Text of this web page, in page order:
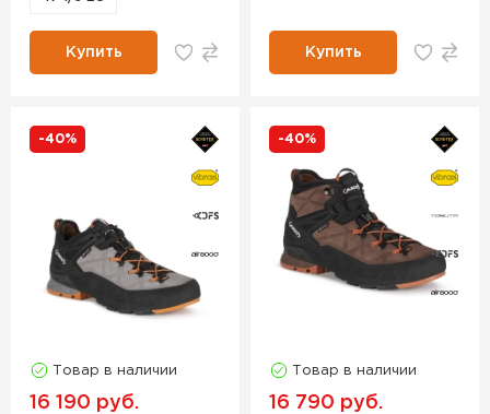
Купить Купить
-40%
Товар в наличии
16 190 руб.
-40%
Товар в наличии
16 790 руб.